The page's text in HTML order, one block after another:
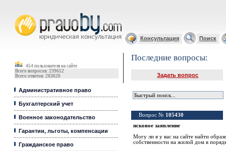
Консультация Поиск
454 пользователя на сайте
Всего вопросов: 239652
Всего ответов: 283620
Административное право
Бухгалтерский учет
Военное законодательство
Гарантии, льготы, компенсации
Гражданское право
Последние вопросы:
Задать вопрос
Вопрос № 105430
исковое заявление
Могу ли я у вас на сайте найти
собственности на жилой дом в